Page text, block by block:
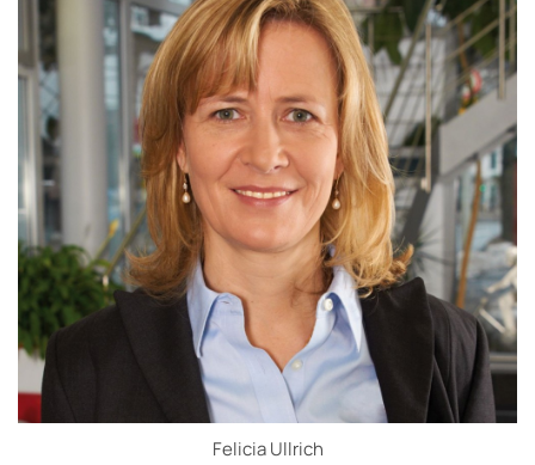
Felicia Ullrich